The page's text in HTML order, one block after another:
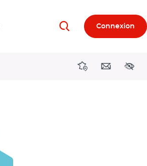
RechercherConnexion
DirectionsContact